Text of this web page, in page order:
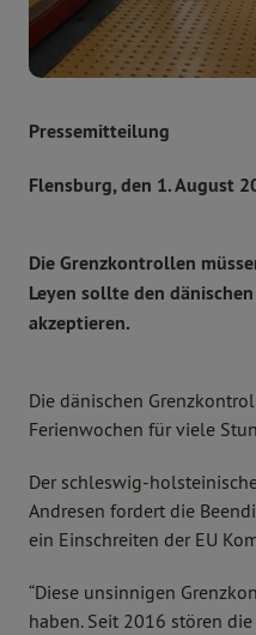
Pressemitteilung
Flensburg, den 1. August
Die Grenzkontrollen
Leyen sollte den
akzeptieren.
Die dänischen
Ferienwochen für viele
Der schleswig-
Andresen fordert die
ein Einschreiten der EU
“Diese unsinnigen
haben. Seit 2016 stören